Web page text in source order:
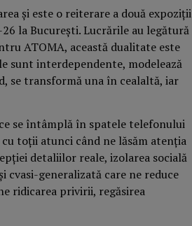
și este o reiterare a două expoziții
la București. Lucrările au legătură
ATOMA, această dualitate este
sunt interdependente, modelează
se transformă una în cealaltă, iar
se întâmplă în spatele telefonului
toții atunci când ne lăsăm atenția
detaliilor reale, izolarea socială
cvasi-generalizată care ne reduce
ridicarea privirii, regăsirea